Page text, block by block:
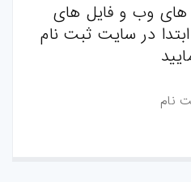
های وب و فایل های
در سایت ثبت نام
نام